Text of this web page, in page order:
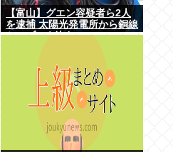
【富山】グエン容疑者ら2人
を逮捕 太陽光発電所から銅線
ケーブルを盗む